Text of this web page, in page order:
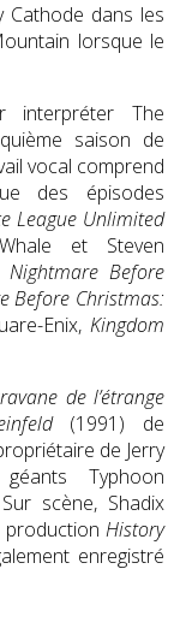
Cathode dans les
lorsque le
interpréter The
saison de
vocal comprend
des épisodes
League Unlimited
et Steven
Nightmare Before
Before Christmas:
Enix, Kingdom
de l’étrange
(1991) de
de Jerry
Typhoon
scène, Shadix
production History
enregistré